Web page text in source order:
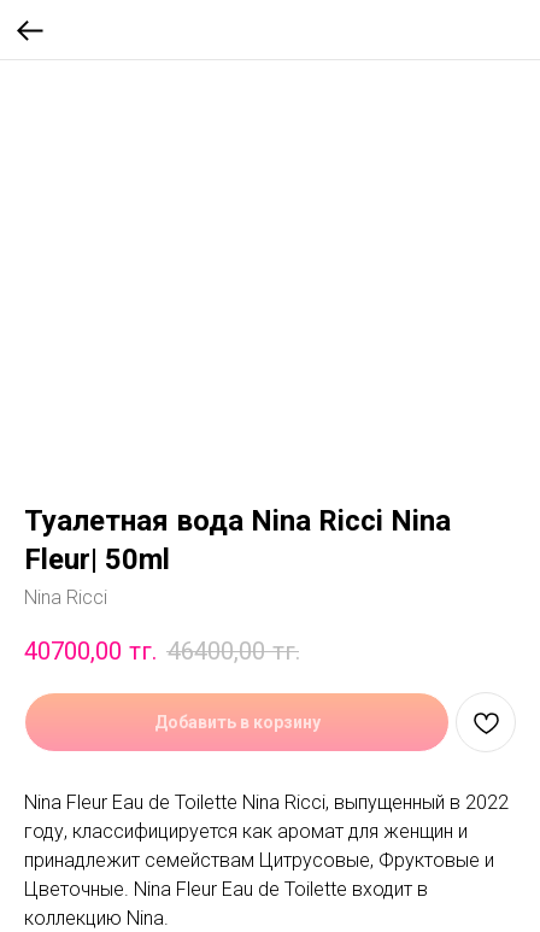
Туалетная вода Nina Ricci Nina
Fleur| 50ml
Nina Ricci
40700,00 тг. 46400,00 тг.
Добавить в корзину
Nina Fleur Eau de Toilette Nina Ricci, выпущенный в 2022
году, классифицируется как аромат для женщин и
принадлежит семействам Цитрусовые, Фруктовые и
Цветочные. Nina Fleur Eau de Toilette входит в
коллекцию Nina.